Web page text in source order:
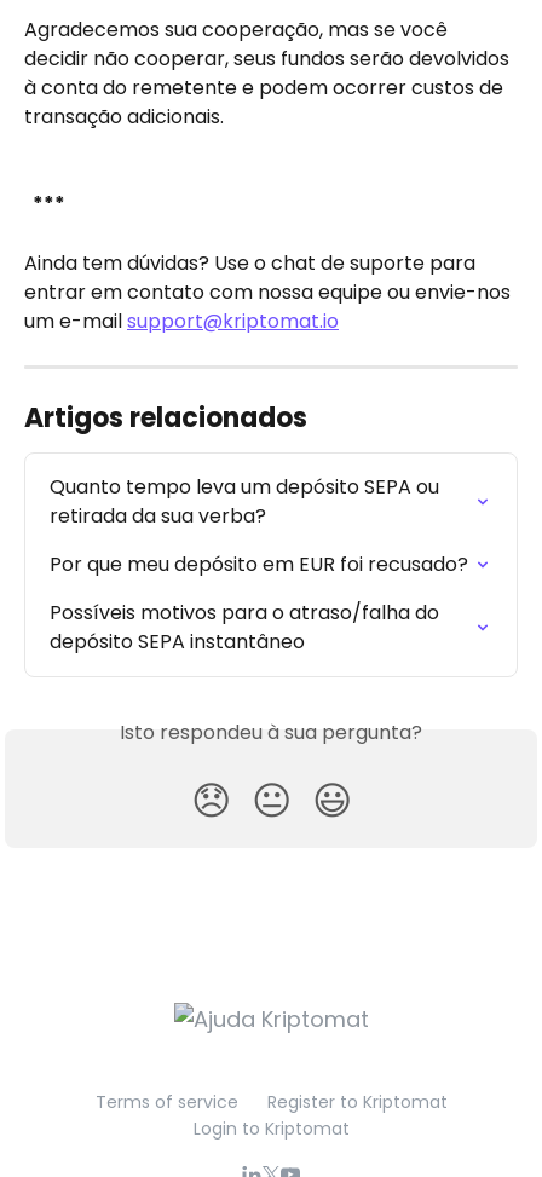
Agradecemos sua cooperação, mas se você
decidir não cooperar, seus fundos serão devolvidos
à conta do remetente e podem ocorrer custos de
transação adicionais.
***
Ainda tem dúvidas? Use o chat de suporte para
entrar em contato com nossa equipe ou envie-nos
um e-mail support@kriptomat.io
Artigos relacionados
Quanto tempo leva um depósito SEPA ou
retirada da sua verba?
Por que meu depósito em EUR foi recusado?
Possíveis motivos para o atraso/falha do
depósito SEPA instantâneo
Isto respondeu à sua pergunta?
😞 😐 😃
Terms of service
Register to Kriptomat
Login to Kriptomat